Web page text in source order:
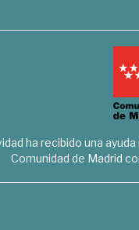
ha recibido una
Comunidad de Madrid